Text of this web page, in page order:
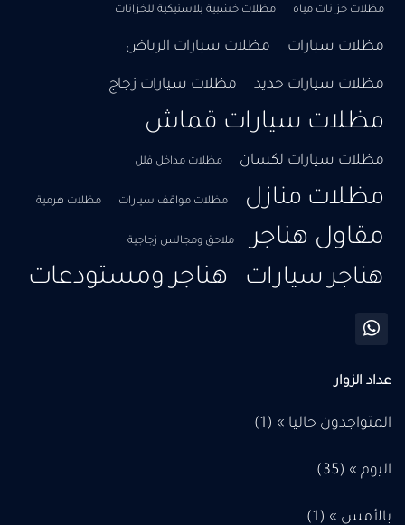
مظلات خزانات مياه مظلات خشبية بلاستيكية للخزانات
مظلات سيارات مظلات سيارات الرياض
مظلات سيارات حديد مظلات سيارات زجاج
مظلات سيارات قماش
مظلات سيارات لكسان مظلات مداخل فلل
مظلات منازل مظلات مواقف سيارات مظلات هرمية
مقاول هناجر ملاحق ومجالس زجاجية
هناجر سيارات هناجر ومستودعات
عداد الزوار
المتواجدون حاليا » (1)
اليوم » (35
)
بالأمس » ( 1
)